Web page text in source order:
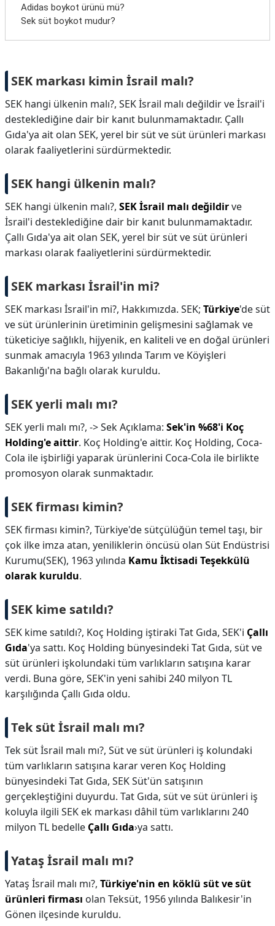
Adidas boykot ürünü mü?
Sek süt boykot mudur?
SEK markası kimin İsrail malı?
SEK hangi ülkenin malı?, SEK İsrail malı değildir ve İsrail'i
desteklediğine dair bir kanıt bulunmamaktadır. Çallı
Gıda'ya ait olan SEK, yerel bir süt ve süt ürünleri markası
olarak faaliyetlerini sürdürmektedir.
SEK hangi ülkenin malı?
SEK hangi ülkenin malı?, SEK İsrail malı değildirve
İsrail'i desteklediğine dair bir kanıt bulunmamaktadır.
Çallı Gıda'ya ait olan SEK, yerel bir süt ve süt ürünleri
markası olarak faaliyetlerini sürdürmektedir.
SEK markası İsrail'in mi?
SEK markası İsrail'in mi?, Hakkımızda. SEK; Türkiye'de süt
ve süt ürünlerinin üretiminin gelişmesini sağlamak ve
tüketiciye sağlıklı, hijyenik, en kaliteli ve en doğal ürünleri
sunmak amacıyla 1963 yılında Tarım ve Köyişleri
Bakanlığı'na bağlı olarak kuruldu.
SEK yerli malı mı?
SEK yerli malı mı?, -> Sek Açıklama: Sek'in %68'i Koç
Holding'e aittir. Koç Holding'e aittir. Koç Holding, Coca-
Cola ile işbirliği yaparak ürünlerini Coca-Cola ile birlikte
promosyon olarak sunmaktadır.
SEK firması kimin?
SEK firması kimin?, Türkiye'de sütçülüğün temel taşı, bir
çok ilke imza atan, yeniliklerin öncüsü olan Süt Endüstrisi
Kurumu(SEK), 1963 yılında Kamu İktisadi Teşekkülü
olarak kuruldu.
SEK kime satıldı?
SEK kime satıldı?, Koç Holding iştiraki Tat Gıda, SEK'i Çallı
Gıda'ya sattı. Koç Holding bünyesindeki Tat Gıda, süt ve
süt ürünleri işkolundaki tüm varlıkların satışına karar
verdi. Buna göre, SEK'in yeni sahibi 240 milyon TL
karşılığında Çallı Gıda oldu.
Tek süt İsrail malı mı?
Tek süt İsrail malı mı?, Süt ve süt ürünleri iş kolundaki
tüm varlıkların satışına karar veren Koç Holding
bünyesindeki Tat Gıda, SEK Süt'ün satışının
gerçekleştiğini duyurdu. Tat Gıda, süt ve süt ürünleri iş
koluyla ilgili SEK ek markası dâhil tüm varlıklarını 240
milyon TL bedelle Çallı Gıda›ya sattı.
Yataş İsrail malı mı?
Yataş İsrail malı mı?, Türkiye'nin en köklü süt ve süt
ürünleri firması olan Teksüt, 1956 yılında Balıkesir'in
Gönen ilçesinde kuruldu.